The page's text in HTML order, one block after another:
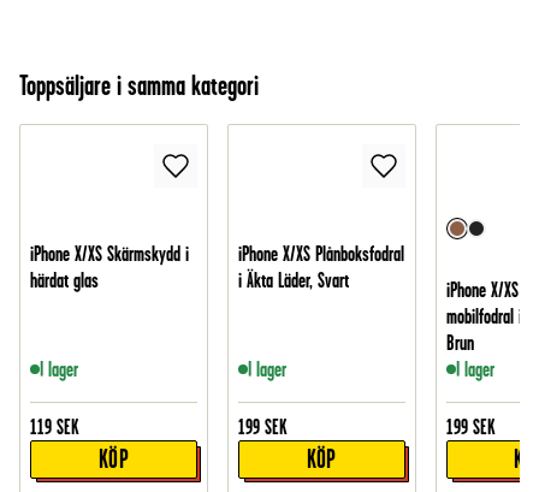
Toppsäljare i samma kategori
iPhone X/XS Skärmskydd i
härdat glas
I lager
119 SEK
KÖP
iPhone X/XS Plånboksfodral
i Äkta Läder, Svart
I lager
199 SEK
KÖP
iPhone X/XS
mobilfodral i
Brun
I lager
199 SEK